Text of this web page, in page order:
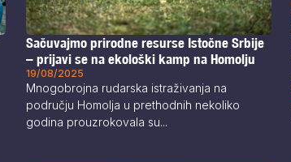
Sačuvajmo prirodne resurse Istočne Srbije
– prijavi se na ekološki kamp na Homolju
19/08/2025
Mnogobrojna rudarska istraživanja na
području Homolja u prethodnih nekoliko
godina prouzrokovala su...